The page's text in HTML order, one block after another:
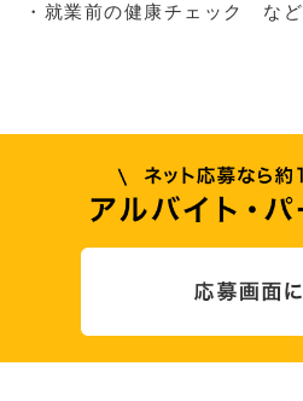
・就業前の健康チェック など